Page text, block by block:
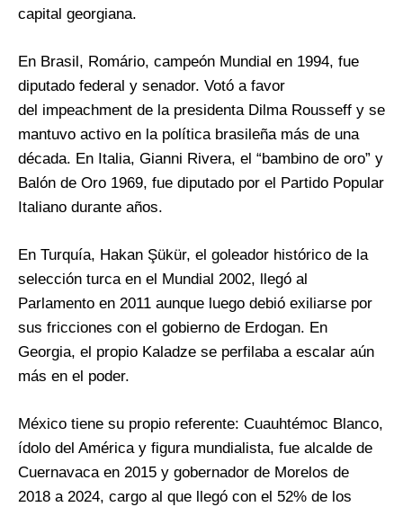
capital georgiana.
En Brasil, Romário, campeón Mundial en 1994, fue
diputado federal y senador. Votó a favor
del impeachment de la presidenta Dilma Rousseff y se
mantuvo activo en la política brasileña más de una
década. En Italia, Gianni Rivera, el “bambino de oro” y
Balón de Oro 1969, fue diputado por el Partido Popular
Italiano durante años.
En Turquía, Hakan Şükür, el goleador histórico de la
selección turca en el Mundial 2002, llegó al
Parlamento en 2011 aunque luego debió exiliarse por
sus fricciones con el gobierno de Erdogan. En
Georgia, el propio Kaladze se perfilaba a escalar aún
más en el poder.
México tiene su propio referente: Cuauhtémoc Blanco,
ídolo del América y figura mundialista, fue alcalde de
Cuernavaca en 2015 y gobernador de Morelos de
2018 a 2024, cargo al que llegó con el 52% de los